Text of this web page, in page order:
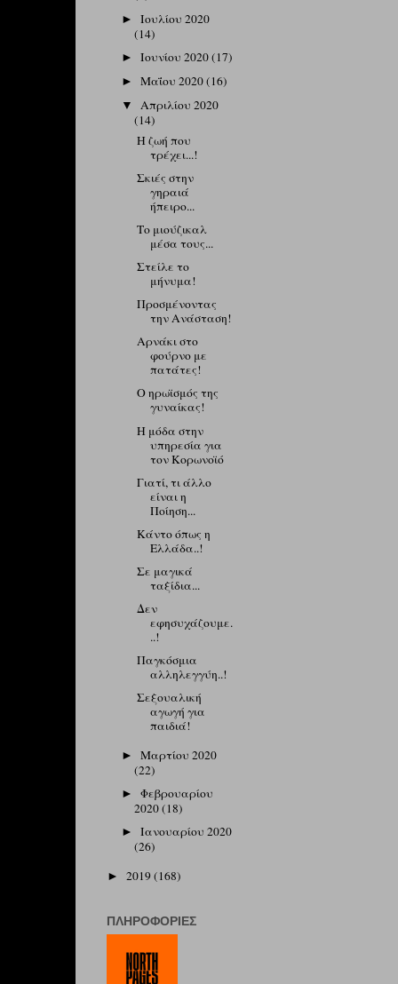
►Ιουλίου 2020
(14)
►Ιουνίου 2020(17)
►Μαΐου 2020(16)
▼ Απριλίου 2020
(14)
Η ζωή που
τρέχει...!
Σκιές στην
γηραιά
ήπειρο...
Το μιούζικαλ
μέσα τους...
Στείλε το
μήνυμα!
Προσμένοντας
την Ανάσταση!
Αρνάκι στο
φούρνο με
πατάτες!
Ο ηρωϊσμός της
γυναίκας!
Η μόδα στην
υπηρεσία για
τον Κορωνοϊό
Γιατί, τι άλλο
είναι η
Ποίηση...
Κάντο όπως η
Ελλάδα..!
Σε μαγικά
ταξίδια...
Δεν
εφησυχάζουμε.
..!
Παγκόσμια
αλληλεγγύη..!
Σεξουαλική
αγωγή για
παιδιά!
►Μαρτίου 2020
(22)
►Φεβρουαρίου
2020(18)
►Ιανουαρίου 2020
(26)
► 2019(168)
ΠΛΗΡΟΦΟΡΊΕΣ